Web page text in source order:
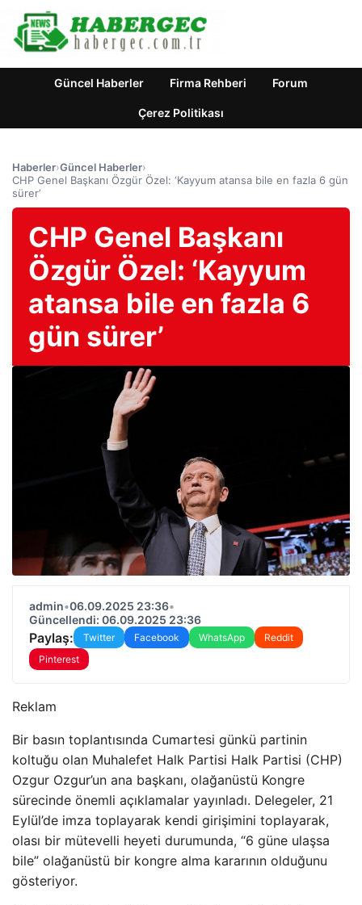
Güncel Haberler Firma Rehberi Forum
Çerez Politikası
Haberler›Güncel Haberler›
CHP Genel Başkanı Özgür Özel: ‘Kayyum atansa bile en fazla 6 gün
sürer’
CHP Genel Başkanı
Özgür Özel: ‘Kayyum
atansa bile en fazla 6
gün sürer’
admin•06.09.2025 23:36•
Güncellendi: 06.09.2025 23:36
Paylaş: Twitter Facebook WhatsApp
Reddit
Pinterest
Reklam
Bir basın toplantısında Cumartesi günkü partinin
koltuğu olan Muhalefet Halk Partisi Halk Partisi (CHP)
Ozgur Ozgur’un ana başkanı, olağanüstü Kongre
sürecinde önemli açıklamalar yayınladı. Delegeler, 21
Eylül’de imza toplayarak kendi girişimini toplayarak,
olası bir mütevelli heyeti durumunda, “6 güne ulaşsa
bile” olağanüstü bir kongre alma kararının olduğunu
gösteriyor.